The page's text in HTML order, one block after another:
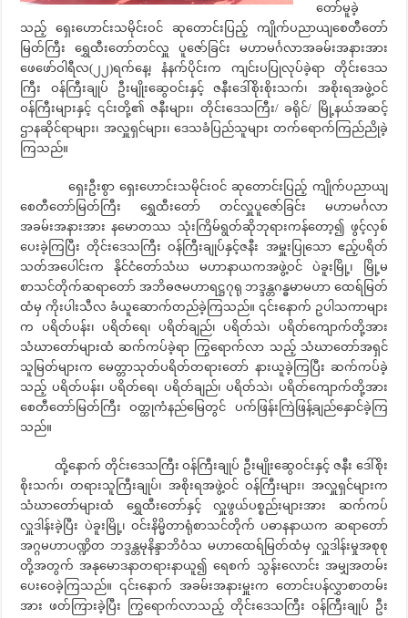
တော်မူခဲ့
သည့် ရှေးဟောင်းသမိုင်းဝင် ဆုတောင်းပြည့် ကျိုက်ပညာယျစေတီတော်
မြတ်ကြီး ရွှေထီးတော်တင်လှူ ပူဇော်ခြင်း မဟာမင်္ဂလာအခမ်းအနားအား
ဖေဖော်ဝါရီလ(၂၂)ရက်နေ့၊ နံနက်ပိုင်းက ကျင်းပပြုလုပ်ခဲ့ရာ တိုင်းဒေသ
ကြီး ဝန်ကြီးချုပ် ဦးမျိုးဆွေဝင်းနှင့် ဇနီးဒေါ်စိုးစိုးသက်၊ အစိုးရအဖွဲ့ဝင်
ဝန်ကြီးများနှင့် ၎င်းတို့၏ ဇနီးများ၊ တိုင်းဒေသကြီး/ ခရိုင်/ မြို့နယ်အဆင့်
ဌာနဆိုင်ရာများ၊ အလှူရှင်များ၊ ဒေသခံပြည်သူများ တက်ရောက်ကြည်ညိုခဲ့
ကြသည်။
ရှေးဦးစွာ ရှေးဟောင်းသမိုင်းဝင် ဆုတောင်းပြည့် ကျိုက်ပညာယျ
စေတီတော်မြတ်ကြီး ရွှေထီးတော် တင်လှူပူဇော်ခြင်း မဟာမင်္ဂလာ
အခမ်းအနားအား နမောတဿ သုံးကြိမ်ရွတ်ဆိုဘုရားကန်တော့၍ ဖွင့်လှစ်
ပေးခဲ့ကြပြီး တိုင်းဒေသကြီး ဝန်ကြီးချုပ်နှင့်ဇနီး အမှူးပြုသော ဧည့်ပရိတ်
သတ်အပေါင်းက နိုင်ငံတော်သံဃ မဟာနာယကအဖွဲ့ဝင် ပဲခူးမြို့၊ မြို့မ
စာသင်တိုက်ဆရာတော် အဘိဓဇမဟာရဋ္ဌဂုရု ဘဒ္ဒန္တဂန္ဓမာမဟာ ထေရ်မြတ်
ထံမှ ကိုးပါးသီလ ခံယူဆောက်တည်ခဲ့ကြသည်။ ၎င်းနောက် ဥပါသကာများ
က ပရိတ်ပန်း၊ ပရိတ်ရေ၊ ပရိတ်ချည်၊ ပရိတ်သဲ၊ ပရိတ်ကျောက်တို့အား
သံဃာတော်များထံ ဆက်ကပ်ခဲ့ရာ ကြွရောက်လာ သည့် သံဃာတော်အရှင်
သူမြတ်များက မေတ္တာသုတ်ပရိတ်တရားတော် နားယူခဲ့ကြပြီး ဆက်ကပ်ခဲ့
သည့် ပရိတ်ပန်း၊ ပရိတ်ရေ၊ ပရိတ်ချည်၊ ပရိတ်သဲ၊ ပရိတ်ကျောက်တို့အား
စေတီတော်မြတ်ကြီး ဝတ္ထုကံနည်မြေတွင် ပက်ဖြန်းကြဲဖြန့်ချည်နှောင်ခဲ့ကြ
သည်။
ထို့နောက် တိုင်းဒေသကြီး ဝန်ကြီးချုပ် ဦးမျိုးဆွေဝင်းနှင့် ဇနီး ဒေါ်စိုး
စိုးသက်၊ တရားသူကြီးချုပ်၊ အစိုးရအဖွဲ့ဝင် ဝန်ကြီးများ၊ အလှူရှင်များက
သံဃာတော်များထံ ရွှေထီးတော်နှင့် လှူဖွယ်ပစ္စည်းများအား ဆက်ကပ်
လှူဒါန်းခဲ့ပြီး ပဲခူးမြို့၊ ဝင်းနိမ္မိတာရုံစာသင်တိုက် ပဓာနနာယက ဆရာတော်
အဂ္ဂမဟာပဏ္ဍိတ ဘဒ္ဒန္တမုနိန္ဒာဘိဝံသ မဟာထေရ်မြတ်ထံမှ လှူဒါန်းမှုအစုစု
တို့အတွက် အနုမောဒနာတရားနာယူ၍ ရေစက် သွန်းလောင်း အမျှအတမ်း
ပေးဝေခဲ့ကြသည်။ ၎င်းနောက် အခမ်းအနားမှူးက တောင်းပန်လွှာစာတမ်း
အား ဖတ်ကြားခဲ့ပြီး ကြွရောက်လာသည့် တိုင်းဒေသကြီး ဝန်ကြီးချုပ် ဦး